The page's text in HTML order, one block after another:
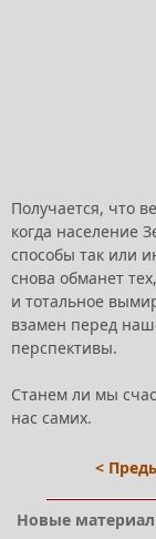
Получается, что
когда население
способы так или
снова обманет
и тотальное
взамен перед
перспективы.
Станем ли мы
нас самих.
<
Новые